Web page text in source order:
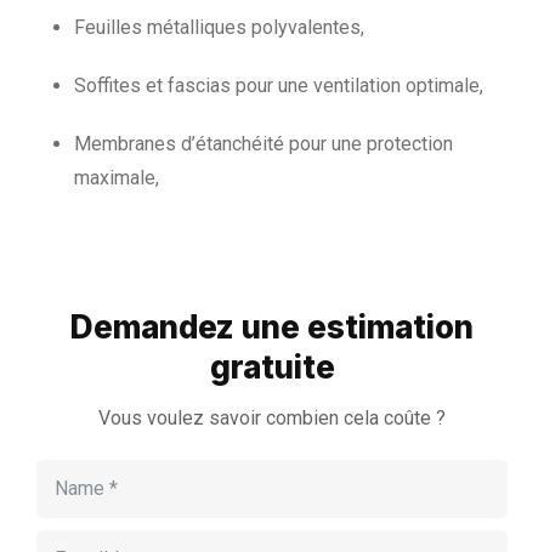
Feuilles métalliques polyvalentes,
Soffites et fascias pour une ventilation optimale,
Membranes d’étanchéité pour une protection
maximale,
Demandez une estimation
gratuite
Vous voulez savoir combien cela coûte ?